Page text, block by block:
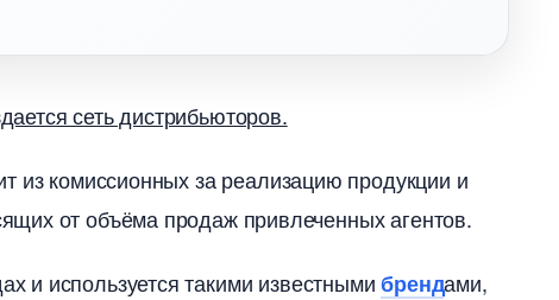
сеть дистрибьюторов.
из комиссионных за реализацию продукции и
от объёма продаж привлеченных агентов.
и используется такими известнымирендами,